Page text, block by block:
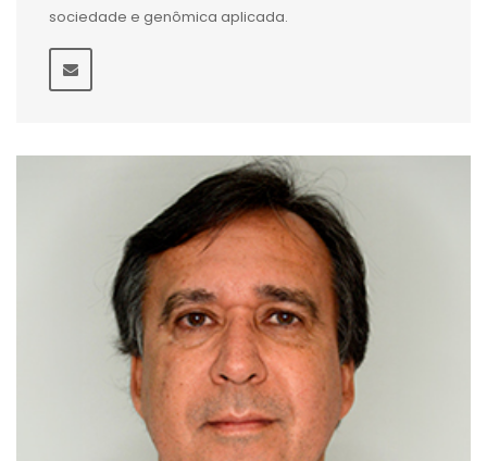
sociedade e genômica aplicada.